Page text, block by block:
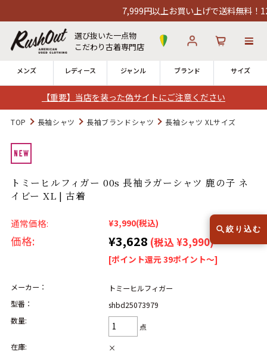
【重要】当店を装った偽サイトにご注意ください
7,999円以上お買い上げで送料無料！12時
選び抜いた一点物
こだわり古着専門店
メンズ レディース ジャンル ブランド サイズ
ログイン
全国7店舗・公式通販の比較
発送について
Search by Hotword 今週のHOTワード（7/29〜8/4）
映画 3
TOP 長袖シャツ 長袖ブランドシャツ 長袖シャツ XLサイズ
トミーヒルフィガー 00s 長袖ラガーシャツ 鹿の子 ネ
イビー XL | 古着
通常価格: ¥3,990(税込)
価格: ¥3,628 (税込 ¥3,990)
[ポイント還元 39ポイント～]
メーカー：
トミーヒルフィガー
型番：
shbd25073979
数量:
点
在庫:
×
絞り込む